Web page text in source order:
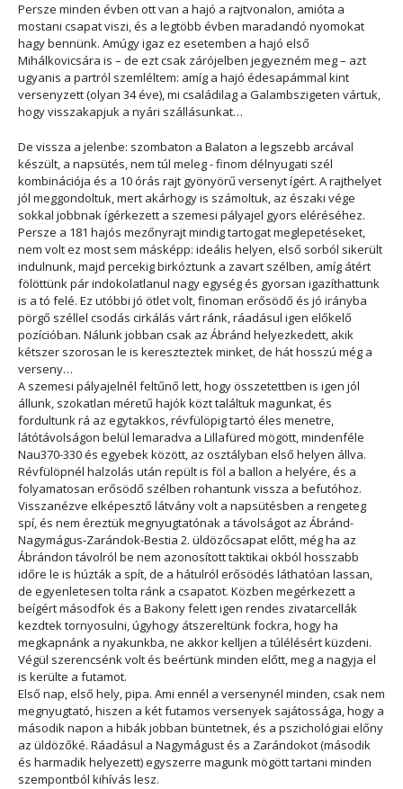
Persze minden évben ott van a hajó a rajtvonalon, amióta a
mostani csapat viszi, és a legtöbb évben maradandó nyomokat
hagy bennünk. Amúgy igaz ez esetemben a hajó első
Mihálkovicsára is – de ezt csak zárójelben jegyezném meg – azt
ugyanis a partról szemléltem: amíg a hajó édesapámmal kint
versenyzett (olyan 34 éve), mi családilag a Galambszigeten vártuk,
hogy visszakapjuk a nyári szállásunkat…
De vissza a jelenbe: szombaton a Balaton a legszebb arcával
készült, a napsütés, nem túl meleg - finom délnyugati szél
kombinációja és a 10 órás rajt gyönyörű versenyt ígért. A rajthelyet
jól meggondoltuk, mert akárhogy is számoltuk, az északi vége
sokkal jobbnak ígérkezett a szemesi pályajel gyors eléréséhez.
Persze a 181 hajós mezőnyrajt mindig tartogat meglepetéseket,
nem volt ez most sem másképp: ideális helyen, első sorból sikerült
indulnunk, majd percekig birkóztunk a zavart szélben, amíg átért
fölöttünk pár indokolatlanul nagy egység és gyorsan igazíthattunk
is a tó felé. Ez utóbbi jó ötlet volt, finoman erősödő és jó irányba
pörgő széllel csodás cirkálás várt ránk, ráadásul igen előkelő
pozícióban. Nálunk jobban csak az Ábránd helyezkedett, akik
kétszer szorosan le is kereszteztek minket, de hát hosszú még a
verseny…
A szemesi pályajelnél feltűnő lett, hogy összetettben is igen jól
állunk, szokatlan méretű hajók közt találtuk magunkat, és
fordultunk rá az egytakkos, révfülöpig tartó éles menetre,
látótávolságon belül lemaradva a Lillafüred mögött, mindenféle
Nau370-330 és egyebek között, az osztályban első helyen állva.
Révfülöpnél halzolás után repült is föl a ballon a helyére, és a
folyamatosan erősödő szélben rohantunk vissza a befutóhoz.
Visszanézve elképesztő látvány volt a napsütésben a rengeteg
spí, és nem éreztük megnyugtatónak a távolságot az Ábránd-
Nagymágus-Zarándok-Bestia 2. üldözőcsapat előtt, még ha az
Ábrándon távolról be nem azonosított taktikai okból hosszabb
időre le is húzták a spít, de a hátulról erősödés láthatóan lassan,
de egyenletesen tolta ránk a csapatot. Közben megérkezett a
beígért másodfok és a Bakony felett igen rendes zivatarcellák
kezdtek tornyosulni, úgyhogy átszereltünk fockra, hogy ha
megkapnánk a nyakunkba, ne akkor kelljen a túlélésért küzdeni.
Végül szerencsénk volt és beértünk minden előtt, meg a nagyja el
is kerülte a futamot.
Első nap, első hely, pipa. Ami ennél a versenynél minden, csak nem
megnyugtató, hiszen a két futamos versenyek sajátossága, hogy a
második napon a hibák jobban büntetnek, és a pszichológiai előny
az üldözőké. Ráadásul a Nagymágust és a Zarándokot (második
és harmadik helyezett) egyszerre magunk mögött tartani minden
szempontból kihívás lesz.